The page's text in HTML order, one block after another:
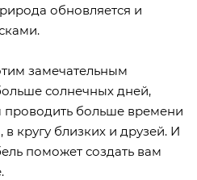
обновляется и
замечательным
солнечных дней,
больше времени
кругу близких и друзей. И
поможет создать вам